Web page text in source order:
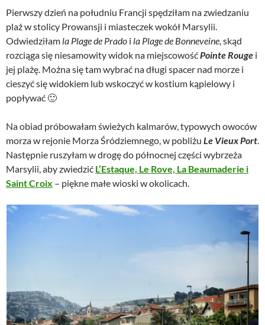
Pierwszy dzień na południu Francji spędziłam na zwiedzaniu
plaż w stolicy Prowansji i miasteczek wokół Marsylii.
Odwiedziłam la Plage de Prado i la Plage de Bonneveine, skąd
rozciąga się niesamowity widok na miejscowośćPointe Rouge i
jej plażę. Można się tam wybrać na długi spacer nad morze i
cieszyć się widokiem lub wskoczyć w kostium kąpielowy i
popływać 🙂
Na obiad próbowałam świeżych kalmarów, typowych owoców
morza w rejonie Morza Śródziemnego, w pobliżu Le Vieux Port.
Następnie ruszyłam w drogę do północnej części wybrzeża
Marsylii, aby zwiedzić L’Estaque, Le Rove, La Beaumaderie i
Saint Croix – piękne małe wioski w okolicach.